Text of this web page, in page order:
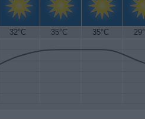
32°C 35°C 35°C